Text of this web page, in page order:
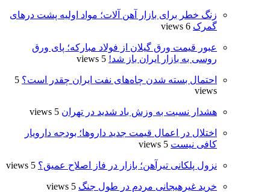
زنگ خطر برای بازار آهن آلات؛ مواد اولیه پشت درهای
گمرک 6 views
عبور قیمت ورق گیلان از فولاد مبارکه؛ پای ورق
روسی به بازار ایران باز شد! 5 views
احتمال بسته شدن چاه‌های نفت ایران چقدر است؟ 5
views
هشدار نسبت به وزش باد شدید در تهران 5 views
اختلال در اعمال قیمت‌ جدید داروها؛ بودجه دارویار
کافی نیست 5 views
نزول پلکانی تیرآهن؛ بازار در فاز اصلاح عمیق؟ 5 views
خرید غیرهیجانی مردم در طول جنگ 5 views